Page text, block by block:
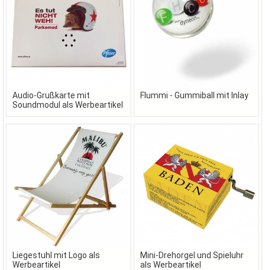
Audio-Grußkarte mit
Soundmodul als Werbeartikel
Flummi - Gummiball mit Inlay
Liegestuhl mit Logo als
Werbeartikel
Mini-Drehorgel und Spieluhr
als Werbeartikel